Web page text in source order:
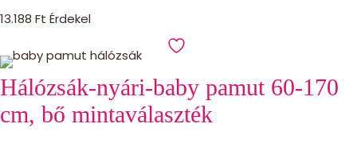
13.188 Ft Érdekel
Hálózsák-nyári-baby pamut 60-170
cm, bő mintaválaszték